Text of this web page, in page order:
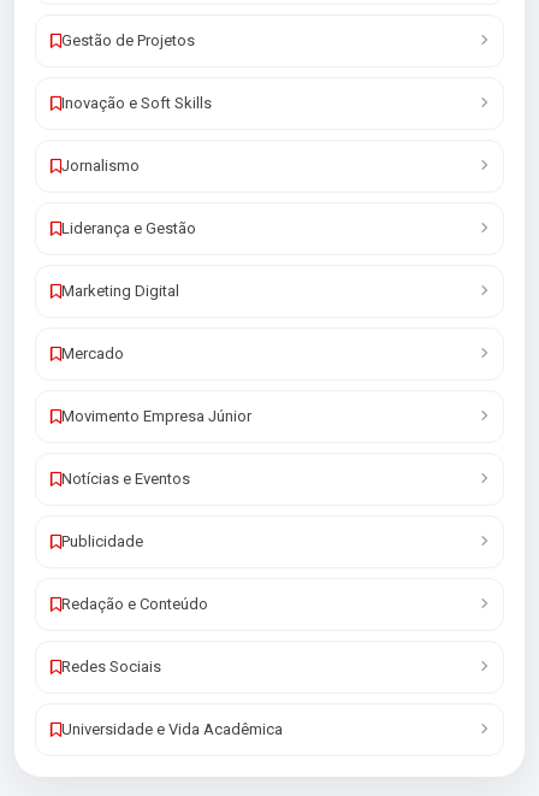
Gestão de Projetos
Inovação e Soft Skills
Jornalismo
Liderança e Gestão
Marketing Digital
Mercado
Movimento Empresa Júnior
Notícias e Eventos
Publicidade
Redação e Conteúdo
Redes Sociais
Universidade e Vida Acadêmica